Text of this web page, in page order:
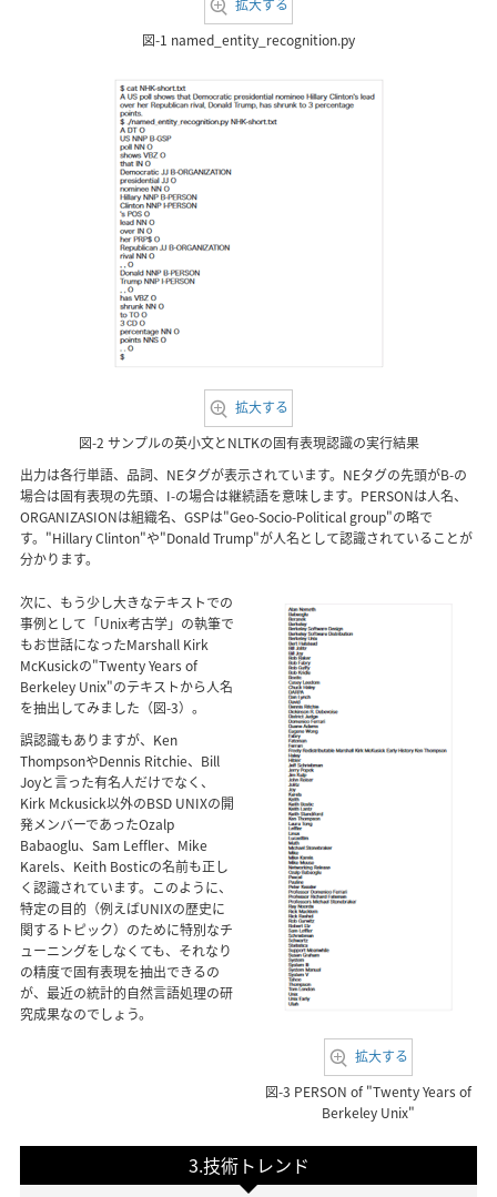
図-1 named_entity_recognition.py
拡大する
図-2 サンプルの英小文とNLTKの固有表現認識の実行結果
出力は各行単語、品詞、NEタグが表示されています。NEタグの先頭がB-の
場合は固有表現の先頭、I-の場合は継続語を意味します。PERSONは人名、
ORGANIZASIONは組織名、GSPは"Geo-Socio-Political group"の略で
す。"Hillary Clinton"や"Donald Trump"が人名として認識されていることが
分かります。
拡大する
図-3 PERSON of "Twenty Years of
Berkeley Unix"
次に、もう少し大きなテキストでの
事例として「Unix考古学」の執筆で
もお世話になったMarshall Kirk
McKusickの"Twenty Years of
Berkeley Unix"のテキストから人名
を抽出してみました（図-3）。
誤認識もありますが、Ken
ThompsonやDennis Ritchie、Bill
Joyと言った有名人だけでなく、
Kirk Mckusick以外のBSD UNIXの開
発メンバーであったOzalp
Babaoglu、Sam Leffler、Mike
Karels、Keith Bosticの名前も正し
く認識されています。このように、
特定の目的（例えばUNIXの歴史に
関するトピック）のために特別なチ
ューニングをしなくても、それなり
の精度で固有表現を抽出できるの
が、最近の統計的自然言語処理の研
究成果なのでしょう。
3.技術トレンド